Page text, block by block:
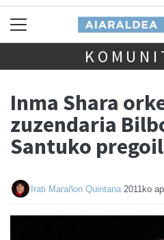
Inma Shara
zuzendaria
Santuko
Irati Marañon Quintana 2011ko